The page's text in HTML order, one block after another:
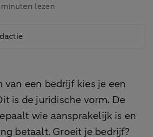
lezen
van een bedrijf kies je een
is de juridische vorm. De
wie aansprakelijk is en
betaalt. Groeit je bedrijf?